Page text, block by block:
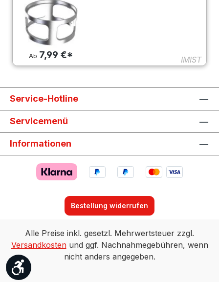
Ab 7,99 €* IMIST
Service-Hotline
Servicemenü
Informationen
Bestellung widerrufen
Alle Preise inkl. gesetzl. Mehrwertsteuer zzgl.
Versandkostenund ggf. Nachnahmegebühren, wenn
nicht anders angegeben.
Werkzeugleiste anzeigen